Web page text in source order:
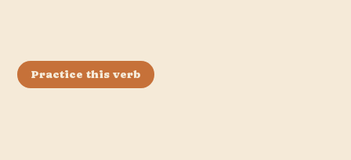
Practice this verb